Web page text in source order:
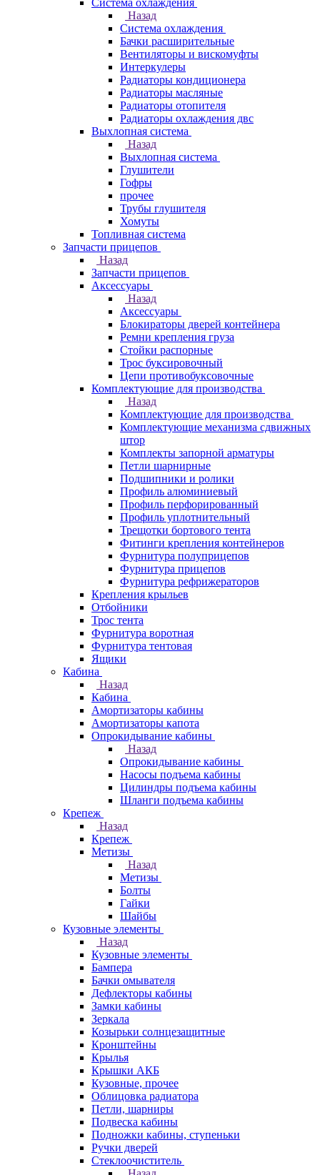
Система охлаждения
Назад
Система охлаждения
Бачки расширительные
Вентиляторы и вискомуфты
Интеркулеры
Радиаторы кондиционера
Радиаторы масляные
Радиаторы отопителя
Радиаторы охлаждения двс
Выхлопная система
Назад
Выхлопная система
Глушители
Гофры
прочее
Трубы глушителя
Хомуты
Топливная система
Запчасти прицепов
Назад
Запчасти прицепов
Аксессуары
Назад
Аксессуары
Блокираторы дверей контейнера
Ремни крепления груза
Стойки распорные
Трос буксировочный
Цепи противобуксовочные
Комплектующие для производства
Назад
Комплектующие для производства
Комплектующие механизма сдвижных
штор
Комплекты запорной арматуры
Петли шарнирные
Подшипники и ролики
Профиль алюминиевый
Профиль перфорированный
Профиль уплотнительный
Трещотки бортового тента
Фитинги крепления контейнеров
Фурнитура полуприцепов
Фурнитура прицепов
Фурнитура рефрижераторов
Крепления крыльев
Отбойники
Трос тента
Фурнитура воротная
Фурнитура тентовая
Ящики
Кабина
Назад
Кабина
Амортизаторы кабины
Амортизаторы капота
Опрокидывание кабины
Назад
Опрокидывание кабины
Насосы подъема кабины
Цилиндры подъема кабины
Шланги подъема кабины
Крепеж
Назад
Крепеж
Метизы
Назад
Метизы
Болты
Гайки
Шайбы
Кузовные элементы
Назад
Кузовные элементы
Бампера
Бачки омывателя
Дефлекторы кабины
Замки кабины
Зеркала
Козырьки солнцезащитные
Кронштейны
Крылья
Крышки АКБ
Кузовные, прочее
Облицовка радиатора
Петли, шарниры
Подвеска кабины
Подножки кабины, ступеньки
Ручки дверей
Стеклоочиститель